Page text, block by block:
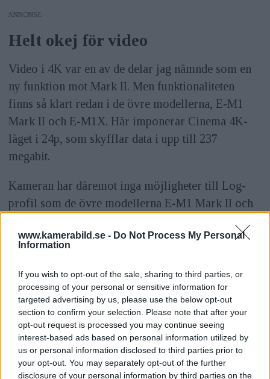
www.kamerabild.se - Do Not Process My Personal
Information
If you wish to opt-out of the sale, sharing to third parties, or
processing of your personal or sensitive information for
targeted advertising by us, please use the below opt-out
section to confirm your selection. Please note that after your
opt-out request is processed you may continue seeing
interest-based ads based on personal information utilized by
us or personal information disclosed to third parties prior to
your opt-out. You may separately opt-out of the further
disclosure of your personal information by third parties on the
ANNONS
Helt okej för video
Video i 4K var en av de delar jag nämnde som en
ny funktion mot Mark II. Men funktionaliteten
finns så klart redan i de övre modellerna, E-M1
Mark II och E-M1X. Här imponerar Cinema 4K-
läget i 24p, som skyfflar data i upp till 237
megabit.
Kameran har däremot inga möjligheter till Log-
profil som de övre modellerna E-M1 Mark II och
kallat platt profil för att kunna redigera filmen i